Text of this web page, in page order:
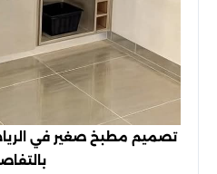
تصميم مطبخ صغير في